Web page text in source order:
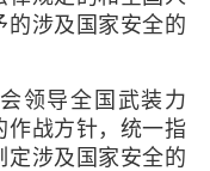
的涉及国家安全的
领导全国武装力
作战方针，统一指
定涉及国家安全的